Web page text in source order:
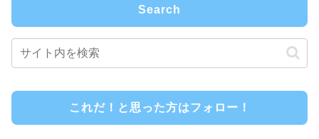
Search
これだ！と思った方はフォロー！